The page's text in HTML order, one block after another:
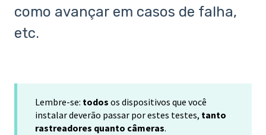
como avançar em casos de falha,
etc.
Lembre-se: todos os dispositivos que você
instalar deverão passar por estes testes, tanto
rastreadores quanto câmeras.